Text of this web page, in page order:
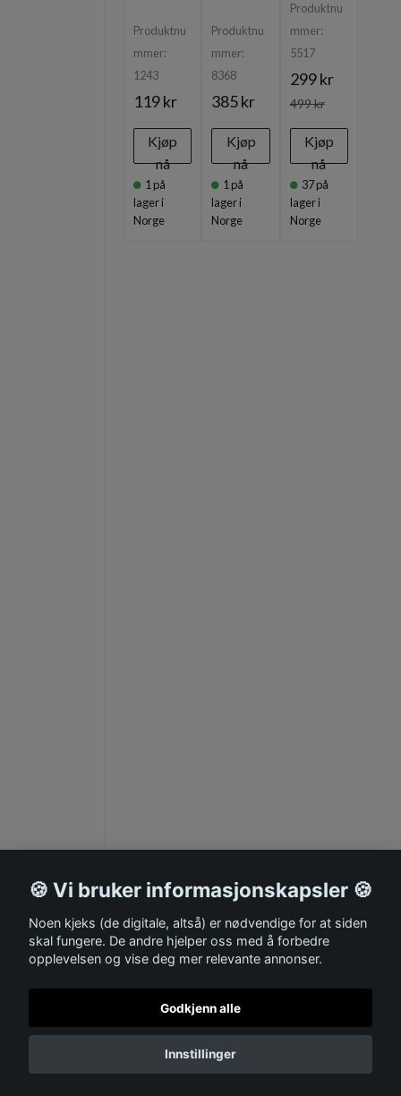
Produktnu
mmer:
1243
119 kr
Kjøp
nå
1 på
lager i
Norge
Produktnu
mmer:
8368
385 kr
Kjøp
nå
1 på
lager i
Norge
Produktnu
mmer:
5517
299 kr
499 kr
Kjøp
nå
37 på
lager i
Norge
🍪 Vi bruker informasjonskapsler 🍪
Noen kjeks (de digitale, altså) er nødvendige for at siden
skal fungere. De andre hjelper oss med å forbedre
opplevelsen og vise deg mer relevante annonser.
Godkjenn alle
Innstillinger